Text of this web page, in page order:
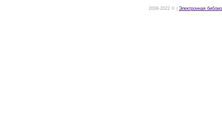
2008-2022 © | Электронная